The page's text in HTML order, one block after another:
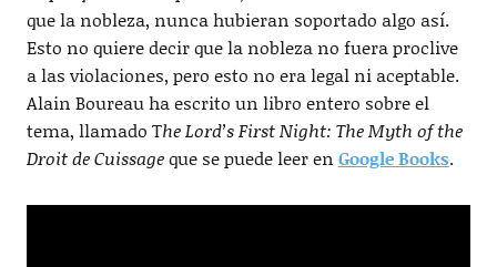
que la nobleza, nunca hubieran soportado algo así.
Esto no quiere decir que la nobleza no fuera proclive
a las violaciones, pero esto no era legal ni aceptable.
Alain Boureau ha escrito un libro entero sobre el
tema, llamado The Lord’s First Night: The Myth of the
Droit de Cuissageque se puede leer en Google Books.